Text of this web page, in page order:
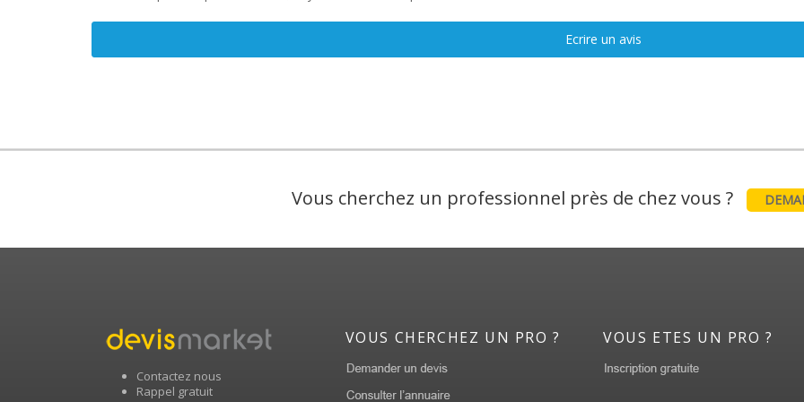
Ecrire un avis
Vous cherchez un professionnel près de chez vous ?
Contactez nous
Rappel gratuit
VOUS CHERCHEZ UN PRO ? VOUS ETES UN PRO ?